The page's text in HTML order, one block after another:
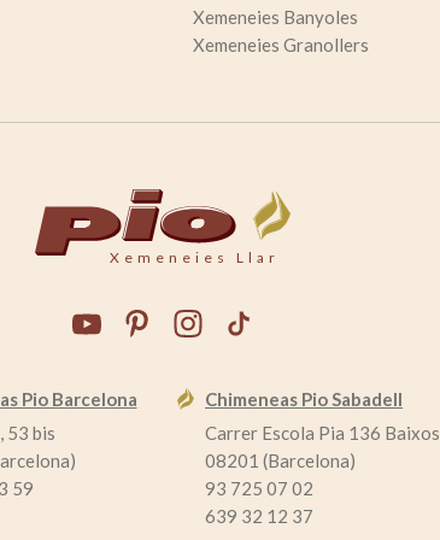
Xemeneies Banyoles
Xemeneies Granollers
Xemeneies Llar
Pio Barcelona
53 bis
59
Chimeneas Pio Sabadell
Carrer Escola Pia 136 Baixos
08201 (Barcelona)
93 725 07 02
639 32 12 37